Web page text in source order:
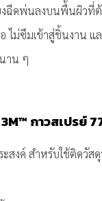
งฉีดพ่นลงบนพื้นผิวที่ต้
ไม่ซึมเข้าสู่ชิ้นงาน แ
าน ๆ
กาวสเปรย์
ะสงค์ สำหรับใช้ติดวัส